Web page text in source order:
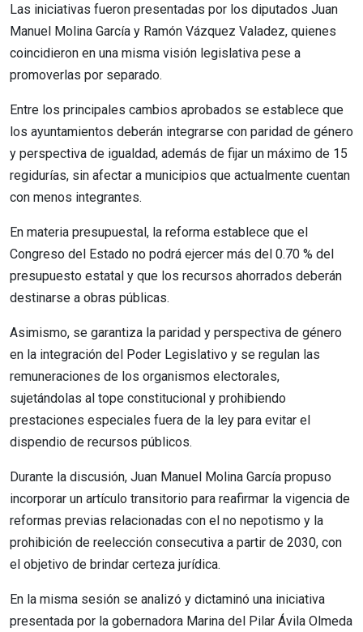
Las iniciativas fueron presentadas por los diputados Juan
Manuel Molina García y Ramón Vázquez Valadez, quienes
coincidieron en una misma visión legislativa pese a
promoverlas por separado.
Entre los principales cambios aprobados se establece que
los ayuntamientos deberán integrarse con paridad de género
y perspectiva de igualdad, además de fijar un máximo de 15
regidurías, sin afectar a municipios que actualmente cuentan
con menos integrantes.
En materia presupuestal, la reforma establece que el
Congreso del Estado no podrá ejercer más del 0.70 % del
presupuesto estatal y que los recursos ahorrados deberán
destinarse a obras públicas.
Asimismo, se garantiza la paridad y perspectiva de género
en la integración del Poder Legislativo y se regulan las
remuneraciones de los organismos electorales,
sujetándolas al tope constitucional y prohibiendo
prestaciones especiales fuera de la ley para evitar el
dispendio de recursos públicos.
Durante la discusión, Juan Manuel Molina García propuso
incorporar un artículo transitorio para reafirmar la vigencia de
reformas previas relacionadas con el no nepotismo y la
prohibición de reelección consecutiva a partir de 2030, con
el objetivo de brindar certeza jurídica.
En la misma sesión se analizó y dictaminó una iniciativa
presentada por la gobernadora Marina del Pilar Ávila Olmeda